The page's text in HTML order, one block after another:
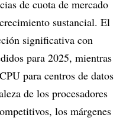
de cuota de mercado
sustancial. El
significativa con
para 2025, mientras
para centros de datos
de los procesadores
los márgenes